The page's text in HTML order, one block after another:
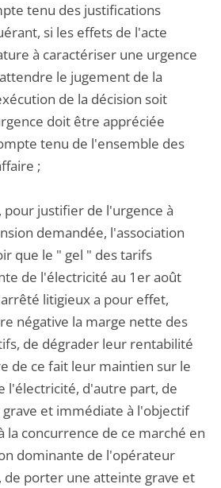
tenu des justifications
si les effets de l'acte
à caractériser une urgence
le jugement de la
de la décision soit
doit être appréciée
tenu de l'ensemble des
;
pour justifier de l'urgence à
demandée, l'association
que le " gel " des tarifs
de l'électricité au 1er août
litigieux a pour effet,
négative la marge nette des
de dégrader leur rentabilité
de ce fait leur maintien sur le
l'électricité, d'autre part, de
et immédiate à l'objectif
la concurrence de ce marché en
dominante de l'opérateur
porter une atteinte grave et